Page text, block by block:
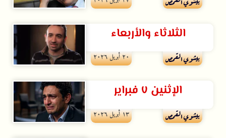
الثلاثاء والأربعاء
بيشوي القمص ۲۰ أبريل ۲۰۲٦
الإثنين ٧ فبراير
بيشوي القمص ۱۳ أبريل ۲۰۲٦